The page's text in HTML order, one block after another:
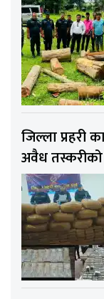
जिल्ला प्रहरी
अवैध तस्करीको